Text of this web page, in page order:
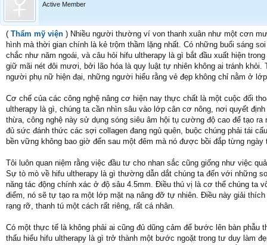
Active Member
( Thẩm mỹ viện ) Nhiều người thường ví von thanh xuân như một cơn
hình mà thời gian chính là kẻ trộm thầm lặng nhất. Có những buổi sáng
chắc như năm ngoái, và câu hỏi hifu ultherapy là gì bắt đầu xuất hiện
giữ mãi nét đôi mươi, bởi lão hóa là quy luật tự nhiên không ai tránh
người phụ nữ hiện đại, những người hiểu rằng vẻ đẹp không chỉ nằm ở
Cơ chế của các công nghệ nâng cơ hiện nay thực chất là một cuộc đối
ultherapy là gì, chúng ta cần nhìn sâu vào lớp cân cơ nông, nơi quyết
thừa, công nghệ này sử dụng sóng siêu âm hội tụ cường độ cao để tạo
đủ sức đánh thức các sợi collagen đang ngủ quên, buộc chúng phải tái
bền vững không bao giờ đến sau một đêm mà nó được bồi đắp từng ngày
Tôi luôn quan niệm rằng việc đầu tư cho nhan sắc cũng giống như việc
Sự tò mò về hifu ultherapy là gì thường dẫn dắt chúng ta đến với những
năng tác động chính xác ở độ sâu 4.5mm. Điều thú vị là cơ thể chúng ta
điểm, nó sẽ tự tạo ra một lớp mặt nạ nâng đỡ tự nhiên. Điều này giải
rạng rỡ, thanh tú một cách rất riêng, rất cá nhân.
Có một thực tế là không phải ai cũng đủ dũng cảm để bước lên bàn
thấu hiểu hifu ultherapy là gì trở thành một bước ngoặt trong tư duy làm